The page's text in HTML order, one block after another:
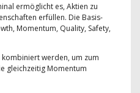
ermöglicht es, Aktien zu
erfüllen. Die Basis-
Momentum, Quality, Safety,
werden, um zum
gleichzeitig Momentum